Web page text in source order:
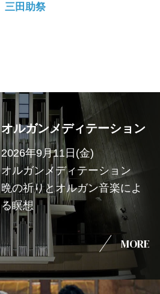
三田助祭
オルガンメディテーション
2026年9月11日(金)
オルガンメディテーション
晩の祈りとオルガン音楽によ
る瞑想
MORE